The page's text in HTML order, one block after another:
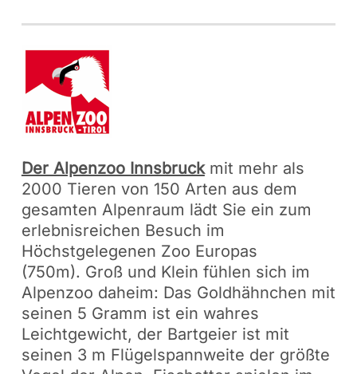
Der Alpenzoo Innsbruckmit mehr als
2000 Tieren von 150 Arten aus dem
gesamten Alpenraum lädt Sie ein zum
erlebnisreichen Besuch im
Höchstgelegenen Zoo Europas
(750m). Groß und Klein fühlen sich im
Alpenzoo daheim: Das Goldhähnchen mit
seinen 5 Gramm ist ein wahres
Leichtgewicht, der Bartgeier ist mit
seinen 3 m Flügelspannweite der größte